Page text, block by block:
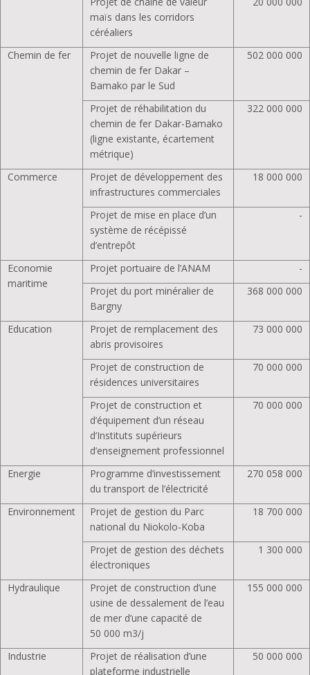
maïs dans les corridors
céréaliers
Chemin de fer
Projet de nouvelle ligne de
chemin de fer Dakar –
Bamako par le Sud
502 000 000
Projet de réhabilitation du
chemin de fer Dakar-Bamako
(ligne existante, écartement
métrique)
322 000 000
Commerce
Projet de développement des
infrastructures commerciales
18 000 000
Projet de mise en place d’un
système de récépissé
d’entrepôt
-
Economie
maritime
Projet portuaire de l’ANAM
-
Projet du port minéralier de
Bargny
368 000 000
Education
Projet de remplacement des
abris provisoires
73 000 000
Projet de construction de
résidences universitaires
70 000 000
Projet de construction et
d’équipement d’un réseau
d’Instituts supérieurs
d’enseignement professionnel
70 000 000
Energie
Programme d’investissement
du transport de l’électricité
270 058 000
Environnement
Projet de gestion du Parc
national du Niokolo-Koba
18 700 000
Projet de gestion des déchets
électroniques
1 300 000
Hydraulique
Projet de construction d’une
usine de dessalement de l’eau
de mer d’une capacité de
50 000 m3/j
155 000 000
Industrie
Projet de réalisation d’une
plateforme industrielle
50 000 000